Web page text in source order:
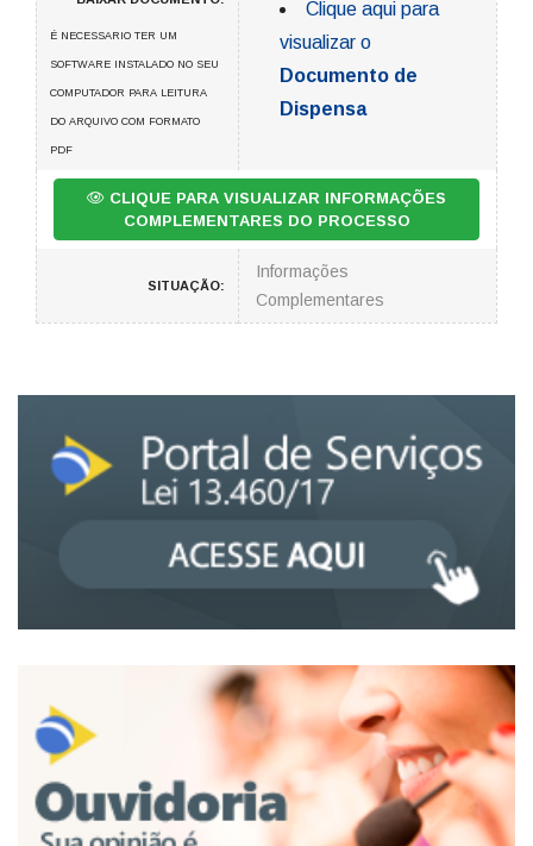
É NECESSARIO TER UM
SOFTWARE INSTALADO NO SEU
COMPUTADOR PARA LEITURA
DO ARQUIVO COM FORMATO
PDF
Clique aqui para
visualizar o
Documento de
Dispensa
CLIQUE PARA VISUALIZAR INFORMAÇÕES
COMPLEMENTARES DO PROCESSO
SITUAÇÃO:
Informações
Complementares